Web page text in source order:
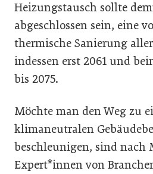
Heizungstausch sollte
abgeschlossen sein, eine
thermische Sanierung
indessen erst 2061 und
bis 2075.
Möchte man den Weg zu
klimaneutralen
beschleunigen, sind nach
Expert*innen von